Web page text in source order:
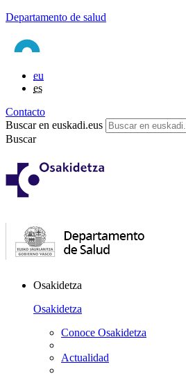
Departamento de salud
eu
es
Contacto
Buscar en euskadi.eus
Buscar
Osakidetza
Osakidetza
Conoce Osakidetza
Actualidad